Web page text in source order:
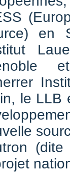
en
le
(dite